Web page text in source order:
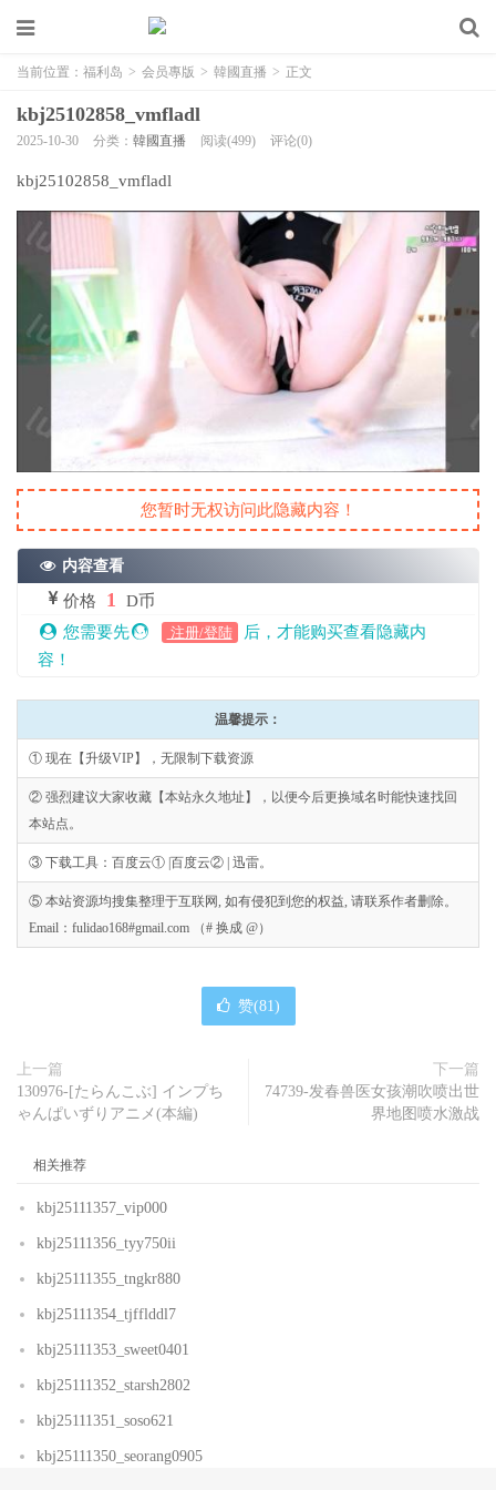
当前位置： 福利岛 > 会员專版 > 韓國直播 > 正文
kbj25102858_vmfladl
2025-10-30 分类： 韓國直播 阅读(499) 评论(0)
kbj25102858_vmfladl
您暂时无权访问此隐藏内容！
内容查看
价格 1
D币
您需要先
注册/登陆
后，才能购买查看隐藏内
容！
温馨提示：
① 现在【升级VIP】，无限制下载资源
② 强烈建议大家收藏【本站永久地址】，以便今后更换域名时能快速找回
本站点。
③ 下载工具：百度云① |百度云② | 迅雷。
⑤ 本站资源均搜集整理于互联网, 如有侵犯到您的权益, 请联系作者删除。
Email：fulidao168#gmail.com （# 换成 @）
赞(81 )
上一篇
130976-[たらんこぶ] インプち
ゃんぱいずりアニメ(本編)
下一篇
74739-发春兽医女孩潮吹喷出世
界地图喷水激战
相关推荐
kbj25111357_vip000
kbj25111356_tyy750ii
kbj25111355_tngkr880
kbj25111354_tjfflddl7
kbj25111353_sweet0401
kbj25111352_starsh2802
kbj25111351_soso621
kbj25111350_seorang0905